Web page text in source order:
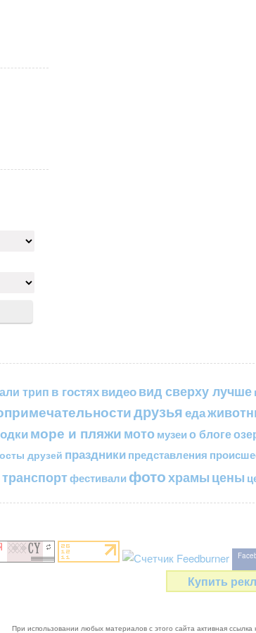
трип в гостяхвидеовид сверху лучше
друзьяеда
море и пляжимото музеи о блоге
друзей праздникипредставления
транспортфестивали фотохрамы цены
Купить
При использовании любых материалов с этого сайта активная ссылка